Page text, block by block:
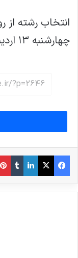
چهارشنبه ۱۳ اردیبهشت ۹۶ ادامه دارد
فیس بوک X لینکدین